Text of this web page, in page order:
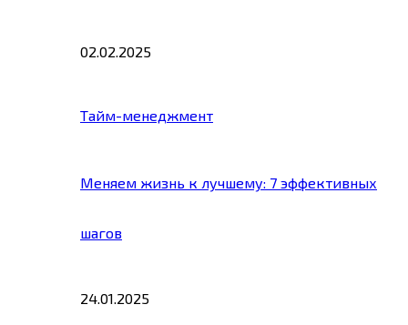
02.02.2025
Тайм-менеджмент
Меняем жизнь к лучшему: 7 эффективных
шагов
24.01.2025